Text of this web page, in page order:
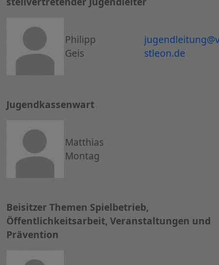
Philipp
Geis
jugendleitung@
stleon.de
Jugendkassenwart
Matthias
Montag
Beisitzer Themen Spielbetrieb,
Öffentlichkeitsarbeit, Veranstaltungen und
Prävention